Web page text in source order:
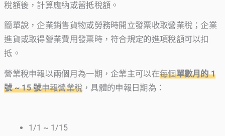
稅額後，計算應納或留抵稅額。
簡單說，企業銷售貨物或勞務時開立發票收取營業稅；企業
進貨或取得營業費用發票時，符合規定的進項稅額可以扣
抵。
營業稅申報以兩個月為一期，企業主可以在每個單數月的 1
號 ~ 15 號申報營業稅 ，具體的申報日期為：
1/1 ~ 1/15